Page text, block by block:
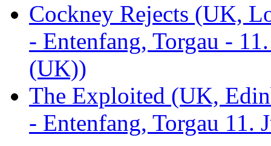
Cockney Rejects (UK,
- Entenfang, Torgau -
(UK))
The Exploited (UK,
- Entenfang, Torgau